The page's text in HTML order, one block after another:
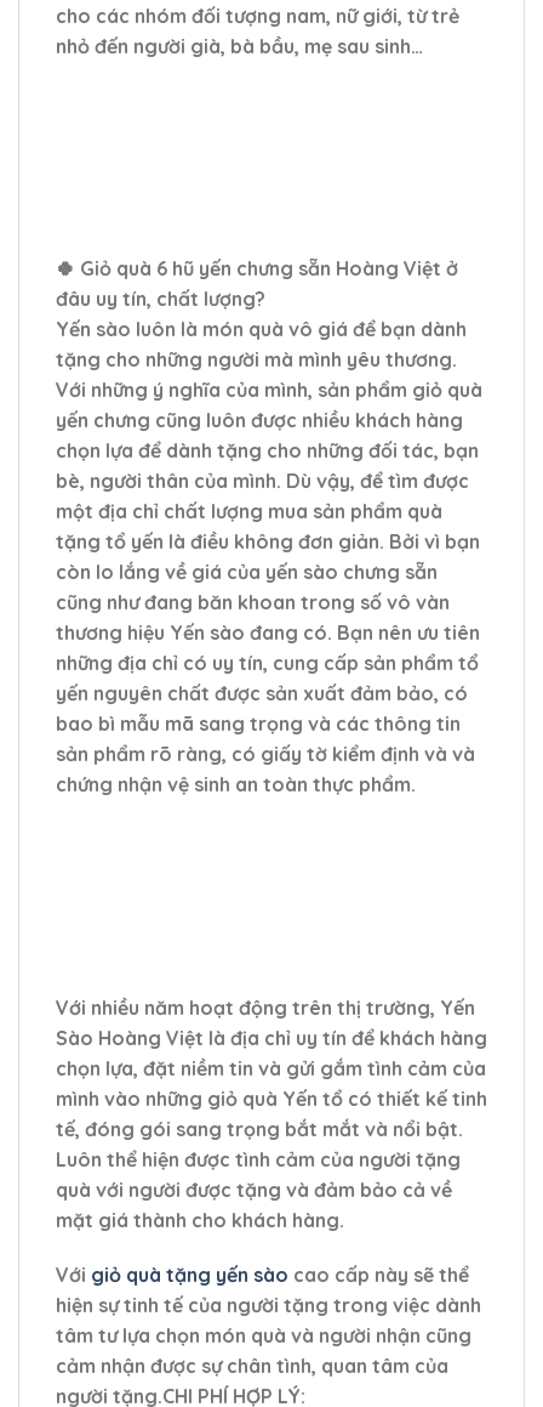
cho các nhóm đối tượng nam, nữ giới, từ trẻ
nhỏ đến người già, bà bầu, mẹ sau sinh…
🍀 Giỏ quà 6 hũ yến chưng sẵn Hoàng Việt ở
đâu uy tín, chất lượng?
Yến sào luôn là món quà vô giá để bạn dành
tặng cho những người mà mình yêu thương.
Với những ý nghĩa của mình, sản phẩm giỏ quà
yến chưng cũng luôn được nhiều khách hàng
chọn lựa để dành tặng cho những đối tác, bạn
bè, người thân của mình. Dù vậy, để tìm được
một địa chỉ chất lượng mua sản phẩm quà
tặng tổ yến là điều không đơn giản. Bởi vì bạn
còn lo lắng về giá của yến sào chưng sẵn
cũng như đang băn khoan trong số vô vàn
thương hiệu Yến sào đang có. Bạn nên ưu tiên
những địa chỉ có uy tín, cung cấp sản phẩm tổ
yến nguyên chất được sản xuất đảm bảo, có
bao bì mẫu mã sang trọng và các thông tin
sản phẩm rõ ràng, có giấy tờ kiểm định và và
chứng nhận vệ sinh an toàn thực phẩm.
Với nhiều năm hoạt động trên thị trường, Yến
Sào Hoàng Việt là địa chỉ uy tín để khách hàng
chọn lựa, đặt niềm tin và gửi gắm tình cảm của
mình vào những giỏ quà Yến tổ có thiết kế tinh
tế, đóng gói sang trọng bắt mắt và nổi bật.
Luôn thể hiện được tình cảm của người tặng
quà với người được tặng và đảm bảo cả về
mặt giá thành cho khách hàng.
Với giỏ quà tặng yến sào cao cấp này sẽ thể
hiện sự tinh tế của người tặng trong việc dành
tâm tư lựa chọn món quà và người nhận cũng
cảm nhận được sự chân tình, quan tâm của
người tặng.CHI PHÍ HỢP LÝ: